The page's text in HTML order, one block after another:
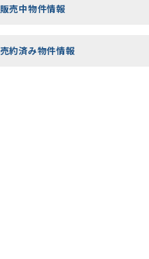
販売中物件情報
売約済み物件情報